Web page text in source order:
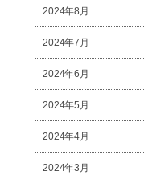
2024年8月
2024年7月
2024年6月
2024年5月
2024年4月
2024年3月